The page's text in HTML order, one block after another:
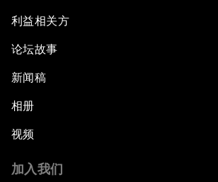
利益相关方
论坛故事
新闻稿
相册
视频
加入我们